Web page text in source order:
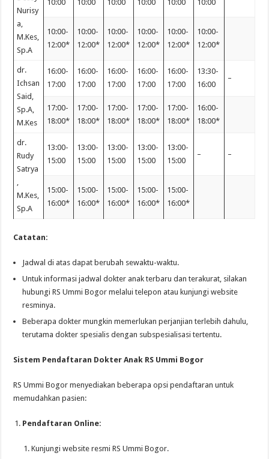
Nurisy
a,
M.Kes,
Sp.A
10:00
10:00
10:00
10:00
10:00
10:00
10:00-
12:00*
10:00-
12:00*
10:00-
12:00*
10:00-
12:00*
10:00-
12:00*
10:00-
12:00*
dr.
Ichsan
Said,
Sp.A,
M.Kes
16:00-
17:00
16:00-
17:00
16:00-
17:00
16:00-
17:00
16:00-
17:00
13:30-
16:00
–
17:00-
18:00*
17:00-
18:00*
17:00-
18:00*
17:00-
18:00*
17:00-
18:00*
16:00-
18:00*
dr.
Rudy
Satrya
,
M.Kes,
Sp.A
13:00-
15:00
13:00-
15:00
13:00-
15:00
13:00-
15:00
13:00-
15:00
– –
15:00-
16:00*
15:00-
16:00*
15:00-
16:00*
15:00-
16:00*
15:00-
16:00*
Catatan:
Jadwal di atas dapat berubah sewaktu-waktu.
Untuk informasi jadwal dokter anak terbaru dan terakurat, silakan
hubungi RS Ummi Bogor melalui telepon atau kunjungi website
resminya.
Beberapa dokter mungkin memerlukan perjanjian terlebih dahulu,
terutama dokter spesialis dengan subspesialisasi tertentu.
Sistem Pendaftaran Dokter Anak RS Ummi Bogor
RS Ummi Bogor menyediakan beberapa opsi pendaftaran untuk
memudahkan pasien:
Pendaftaran Online:
Kunjungi website resmi RS Ummi Bogor.